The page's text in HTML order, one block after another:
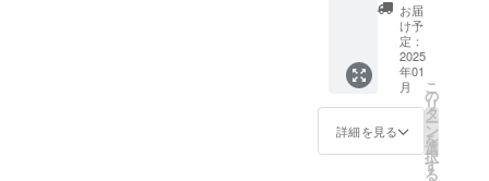
してい
る動画
をご確
認くだ
さい
記載し
提供 ※
カード
サイズ
は、約
8.3mm
×約
5.2mm
前を備
考欄に
記入お
願いし
ます、
記入忘
れが
あった
Live配
信でク
レジッ
ト表記
＆名前
読み上
げの実
施 ※掲
載期間
はLive
お届
け予
定：
2025
年01
月
詳細を見る
こ
の
リ
タ
ー
ン
を
選
択
す
る